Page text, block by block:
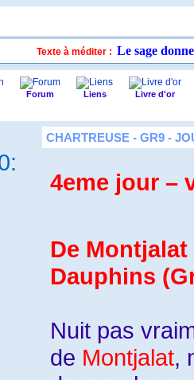
Texte à méditer : Le sage
Forum Liens Livre d'or
CHARTREUSE - GR9 -
4eme jour –
De
Dauphins
Nuit pas
de Montjalat,